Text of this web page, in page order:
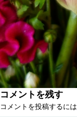
コメントを残す
コメントを投稿するには